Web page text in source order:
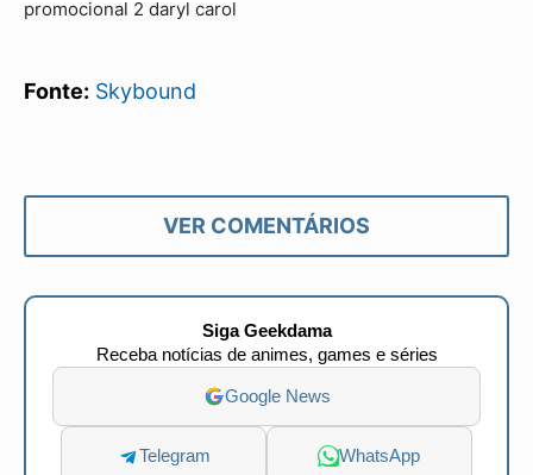
Fonte: Skybound
VER COMENTÁRIOS
Siga Geekdama
Receba notícias de animes, games e séries
Google News
Telegram WhatsApp